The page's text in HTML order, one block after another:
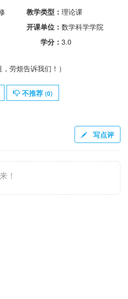
教学类型： 理论课
开课单位： 数学科学学院
学分： 3.0
劳烦告诉我们！）
不推荐 (0)
写点评
！